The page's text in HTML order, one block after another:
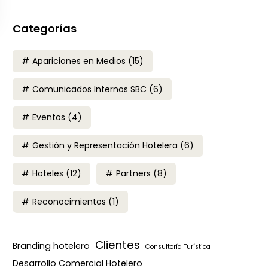
Categorías
Apariciones en Medios (15)
Comunicados Internos SBC (6)
Eventos (4)
Gestión y Representación Hotelera (6)
Hoteles (12) Partners (8)
Reconocimientos (1)
Branding hotelero Clientes Consultoría Turística
Desarrollo Comercial Hotelero